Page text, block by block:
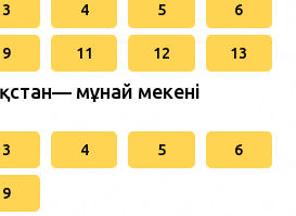
3 4 5 6
9 11 12 13
мұнай мекені
3 4 5 6
9